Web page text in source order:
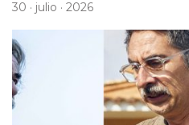
30 · julio · 2026